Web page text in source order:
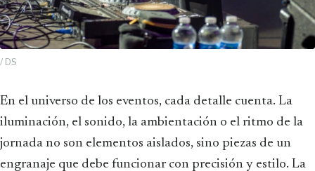
/ DS
En el universo de los eventos, cada detalle cuenta. La
iluminación, el sonido, la ambientación o el ritmo de la
jornada no son elementos aislados, sino piezas de un
engranaje que debe funcionar con precisión y estilo. La